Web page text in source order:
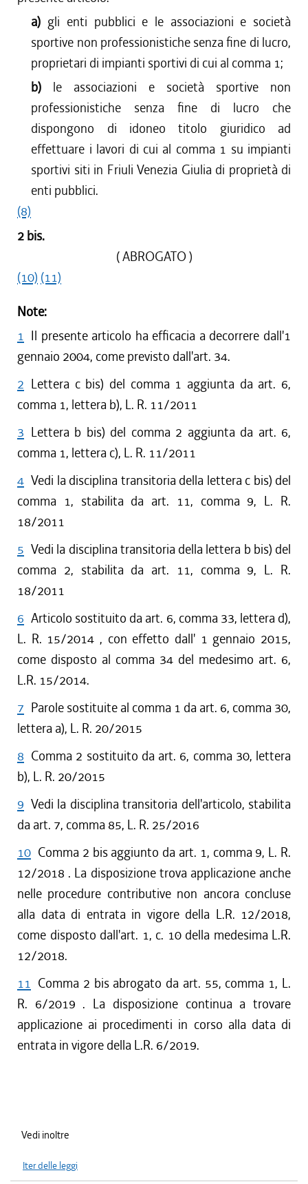
a) gli enti pubblici e le associazioni e società
sportive non professionistiche senza fine di lucro,
proprietari di impianti sportivi di cui al comma 1;
b) le associazioni e società sportive non
professionistiche senza fine di lucro che
dispongono di idoneo titolo giuridico ad
effettuare i lavori di cui al comma 1 su impianti
sportivi siti in Friuli Venezia Giulia di proprietà di
enti pubblici.
(8)
2 bis.
( ABROGATO )
(10) (11)
Note:
1 Il presente articolo ha efficacia a decorrere dall'1
gennaio 2004, come previsto dall'art. 34.
2 Lettera c bis) del comma 1 aggiunta da art. 6,
comma 1, lettera b), L. R. 11/2011
3 Lettera b bis) del comma 2 aggiunta da art. 6,
comma 1, lettera c), L. R. 11/2011
4 Vedi la disciplina transitoria della lettera c bis) del
comma 1, stabilita da art. 11, comma 9, L. R.
18/2011
5 Vedi la disciplina transitoria della lettera b bis) del
comma 2, stabilita da art. 11, comma 9, L. R.
18/2011
6 Articolo sostituito da art. 6, comma 33, lettera d),
L. R. 15/2014 , con effetto dall' 1 gennaio 2015,
come disposto al comma 34 del medesimo art. 6,
L.R. 15/2014.
7 Parole sostituite al comma 1 da art. 6, comma 30,
lettera a), L. R. 20/2015
8 Comma 2 sostituito da art. 6, comma 30, lettera
b), L. R. 20/2015
9 Vedi la disciplina transitoria dell'articolo, stabilita
da art. 7, comma 85, L. R. 25/2016
10 Comma 2 bis aggiunto da art. 1, comma 9, L. R.
12/2018 . La disposizione trova applicazione anche
nelle procedure contributive non ancora concluse
alla data di entrata in vigore della L.R. 12/2018,
come disposto dall'art. 1, c. 10 della medesima L.R.
12/2018.
11 Comma 2 bis abrogato da art. 55, comma 1, L.
R. 6/2019 . La disposizione continua a trovare
applicazione ai procedimenti in corso alla data di
entrata in vigore della L.R. 6/2019.
Vedi inoltre
Iter delle leggi